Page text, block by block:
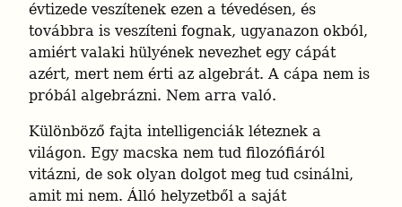
évtizede veszítenek ezen a tévedésen, és
továbbra is veszíteni fognak, ugyanazon okból,
amiért valaki hülyének nevezhet egy cápát
azért, mert nem érti az algebrát. A cápa nem is
próbál algebrázni. Nem arra való.
Különböző fajta intelligenciák léteznek a
világon. Egy macska nem tud filozófiáról
vitázni, de sok olyan dolgot meg tud csinálni,
amit mi nem. Álló helyzetből a saját